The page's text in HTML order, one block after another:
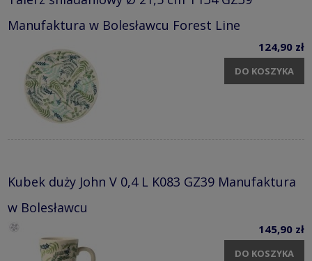
Manufaktura w Bolesławcu Forest Line
124,90 zł
DO KOSZYKA
Kubek duży John V 0,4 L K083 GZ39 Manufaktura
w Bolesławcu
145,90 zł
DO KOSZYKA